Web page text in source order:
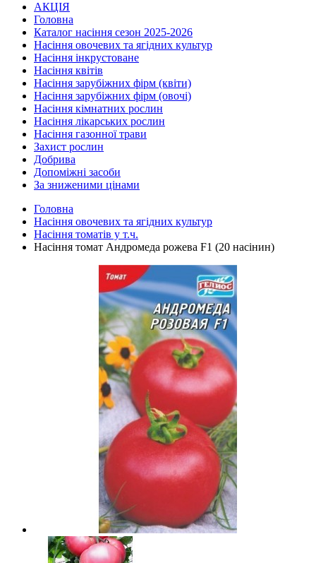
АКЦІЯ
Головна
Каталог насіння сезон 2025-2026
Насіння овочевих та ягідних культур
Насіння інкрустоване
Насіння квітів
Насіння зарубіжних фірм (квіти)
Насіння зарубіжних фірм (овочі)
Насіння кімнатних рослин
Насіння лікарських рослин
Насіння газонної трави
Захист рослин
Добрива
Допоміжні засоби
За зниженими цінами
Головна
Насіння овочевих та ягідних культур
Насіння томатів у т.ч.
Насіння томат Андромеда рожева F1 (20 насінин)